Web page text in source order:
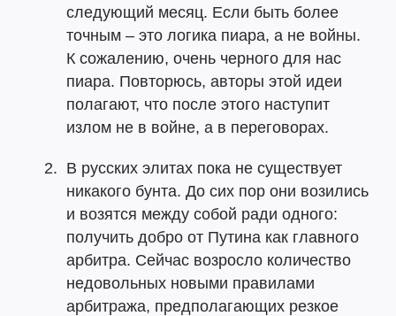
следующий месяц. Если быть более
точным – это логика пиара, а не войны.
К сожалению, очень черного для нас
пиара. Повторюсь, авторы этой идеи
полагают, что после этого наступит
излом не в войне, а в переговорах.
В русских элитах пока не существует
никакого бунта. До сих пор они возились
и возятся между собой ради одного:
получить добро от Путина как главного
арбитра. Сейчас возросло количество
недовольных новыми правилами
арбитража, предполагающих резкое